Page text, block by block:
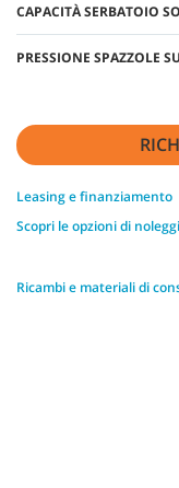
CAPACITÀ SERBATOIO
PRESSIONE SPAZZOLE
Leasing e finanziamento
Scopri le opzioni di
Ricambi e materiali di